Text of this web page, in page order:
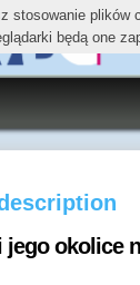
okolice
stosowanie
będą one